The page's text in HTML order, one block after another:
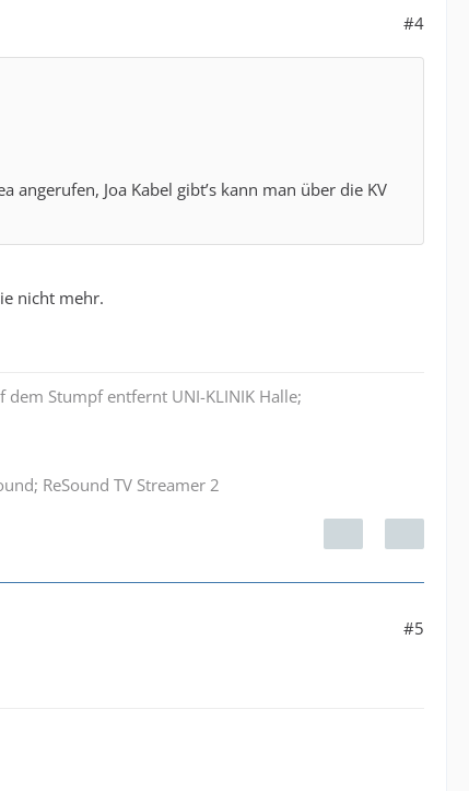
#4
angerufen, Joa Kabel gibt’s kann man über die KV
nicht mehr.
dem Stumpf entfernt UNI-KLINIK Halle;
ReSound TV Streamer 2
#5